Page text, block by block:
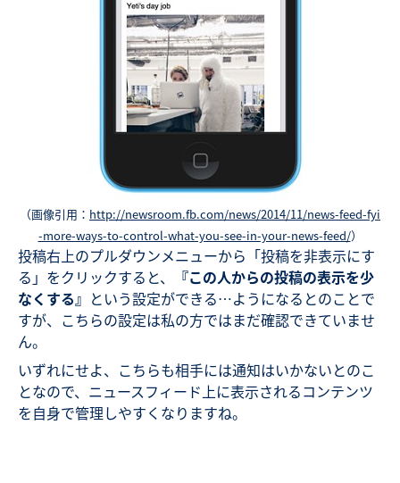
（画像引用： http://newsroom.fb.com/news/2014/11/news-feed-fyi
-more-ways-to-control-what-you-see-in-your-news-feed/）
投稿右上のプルダウンメニューから「投稿を非表示にす
る」をクリックすると、
『この人からの投稿の表示を少
なくする』 という設定ができる…ようになるとのことで
すが、こちらの設定は私の方ではまだ確認できていませ
ん。
いずれにせよ、こちらも相手には通知はいかないとのこ
となので、ニュースフィード上に表示されるコンテンツ
を自身で管理しやすくなりますね。